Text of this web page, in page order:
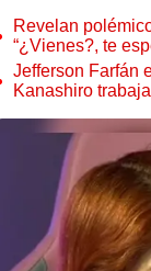
Revelan
“¿Vienes?, te
Jefferson Farfán
Kanashiro